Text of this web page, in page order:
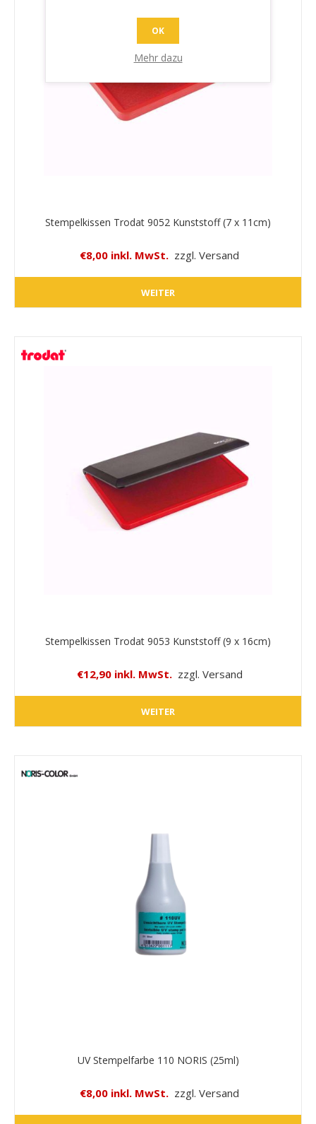
Stempelkissen Trodat 9052 Kunststoff (7 x 11cm)
€8,00 inkl. MwSt. zzgl. Versand
WEITER
Stempelkissen Trodat 9053 Kunststoff (9 x 16cm)
€12,90 inkl. MwSt. zzgl. Versand
WEITER
UV Stempelfarbe 110 NORIS (25ml)
€8,00 inkl. MwSt. zzgl. Versand
OK
Mehr dazu